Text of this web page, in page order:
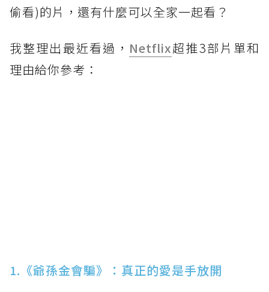
偷看)的片，還有什麼可以全家一起看？
我整理出最近看過， Netflix超推3部片單和
理由給你參考：
1.《爺孫金會騙》：真正的愛是手放開